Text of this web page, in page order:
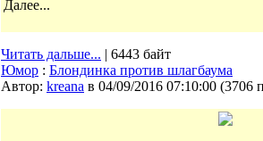
Далее...
Читать дальше... | 6443 байт
Юмор : Блондинка против шлагбаума
Автор: kreana в 04/09/2016 07:10:00 (3706